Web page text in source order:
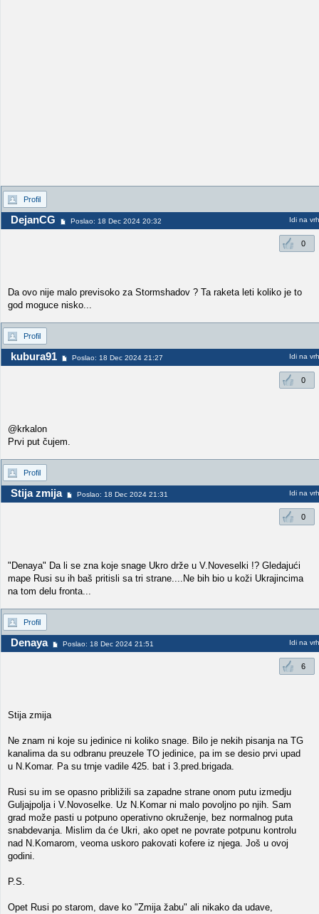
Profil
DejanCG Poslao: 18 Dec 2024 20:32 Idi na vrh
0
Da ovo nije malo previsoko za Stormshadov ? Ta raketa leti koliko je to
god moguce nisko...
Profil
kubura91 Poslao: 18 Dec 2024 21:27 Idi na vrh
0
@krkalon
Prvi put čujem.
Profil
Stija zmija Poslao: 18 Dec 2024 21:31 Idi na vrh
0
"Denaya" Da li se zna koje snage Ukro drže u V.Noveselki !? Gledajući
mape Rusi su ih baš pritisli sa tri strane....Ne bih bio u koži Ukrajincima
na tom delu fronta...
Profil
Denaya Poslao: 18 Dec 2024 21:51 Idi na vrh
6
Stija zmija
Ne znam ni koje su jedinice ni koliko snage. Bilo je nekih pisanja na TG
kanalima da su odbranu preuzele TO jedinice, pa im se desio prvi upad
u N.Komar. Pa su trnje vadile 425. bat i 3.pred.brigada.
Rusi su im se opasno približili sa zapadne strane onom putu izmedju
Guljajpolja i V.Novoselke. Uz N.Komar ni malo povoljno po njih. Sam
grad može pasti u potpuno operativno okruženje, bez normalnog puta
snabdevanja. Mislim da će Ukri, ako opet ne povrate potpunu kontrolu
nad N.Komarom, veoma uskoro pakovati kofere iz njega. Još u ovoj
godini.
P.S.
Opet Rusi po starom, dave ko "Zmija žabu" ali nikako da udave,